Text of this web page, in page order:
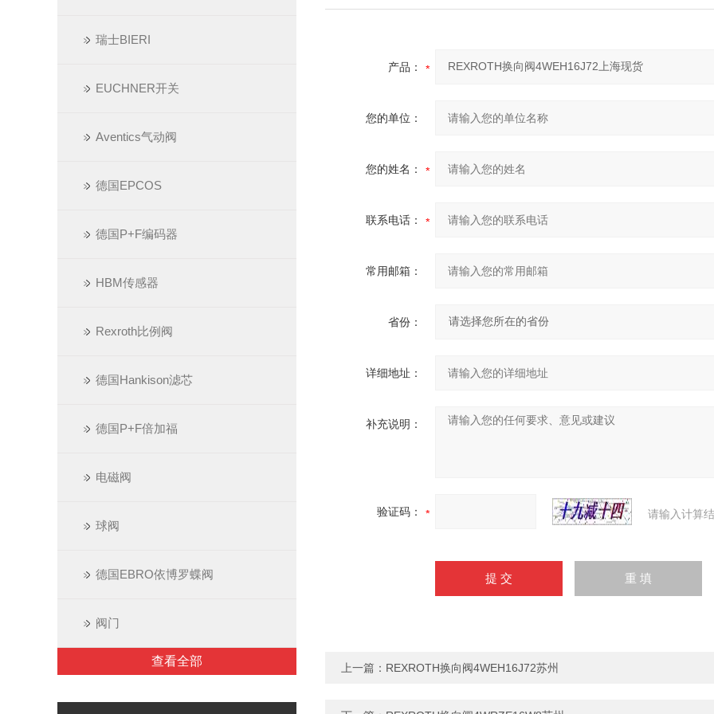
瑞士BIERI
EUCHNER开关
Aventics气动阀
德国EPCOS
德国P+F编码器
HBM传感器
Rexroth比例阀
德国Hankison滤芯
德国P+F倍加福
电磁阀
球阀
德国EBRO依博罗蝶阀
阀门
查看全部
产品：
您的单位：
您的姓名：
联系电话：
常用邮箱：
省份：
详细地址：
补充说明：
验证码： 请输入计算
上一篇： REXROTH换向阀4WEH16J72苏州